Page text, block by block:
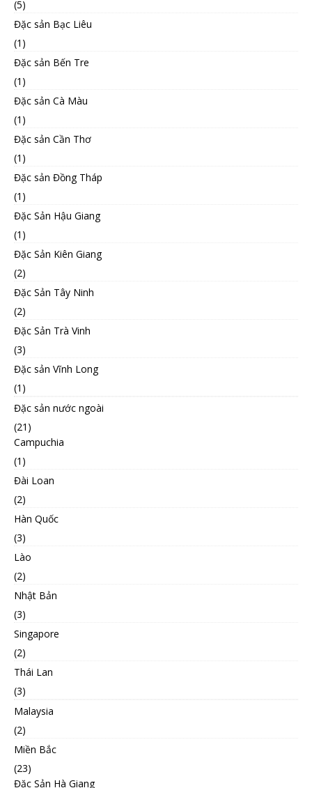
(5)
Đặc sản Bạc Liêu
(1)
Đặc sản Bến Tre
(1)
Đặc sản Cà Màu
(1)
Đặc sản Cần Thơ
(1)
Đặc sản Đồng Tháp
(1)
Đặc Sản Hậu Giang
(1)
Đặc Sản Kiên Giang
(2)
Đặc Sản Tây Ninh
(2)
Đặc Sản Trà Vinh
(3)
Đặc sản Vĩnh Long
(1)
Đặc sản nước ngoài
(21)
Campuchia
(1)
Đài Loan
(2)
Hàn Quốc
(3)
Lào
(2)
Nhật Bản
(3)
Singapore
(2)
Thái Lan
(3)
Malaysia
(2)
Miền Bắc
(23)
Đặc Sản Hà Giang